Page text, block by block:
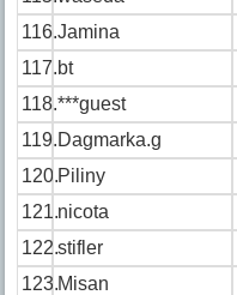
116.Jamina
117.bt
118.***guest
119.Dagmarka.g
120.Piliny
121.nicota
122.stifler
123.Misan